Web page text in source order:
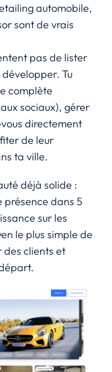
automobile,
sont de vrais
pas de lister
Tu
complète
sociaux), gérer
directement
de leur
ta ville.
déjà solide :
présence dans 5
sur les
le plus simple de
clients et